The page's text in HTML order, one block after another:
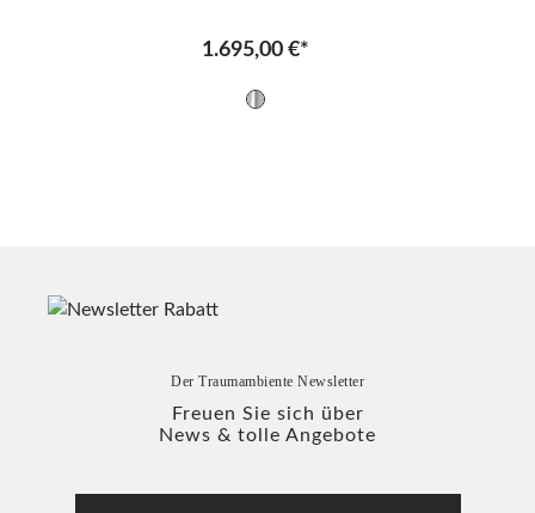
1.695,00 €*
Der Traumambiente Newsletter
Freuen Sie sich über
News & tolle Angebote